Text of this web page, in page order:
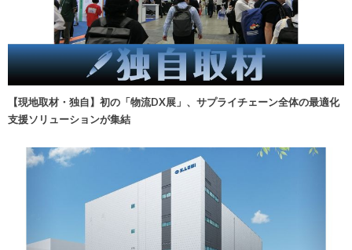
【現地取材・独自】初の「物流DX展」、サプライチェーン全体の最適化
支援ソリューションが集結